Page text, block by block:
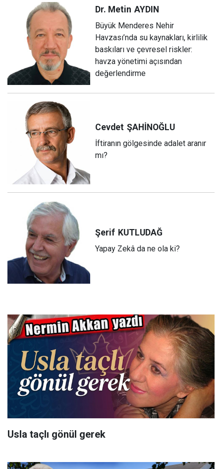
Dr. Metin AYDIN
Büyük Menderes Nehir
Havzası’nda su kaynakları, kirlilik
baskıları ve çevresel riskler:
havza yönetimi açısından
değerlendirme
Cevdet ŞAHİNOĞLU
İftiranın gölgesinde adalet aranır
mı?
Şerif KUTLUDAĞ
Yapay Zekâ da ne ola ki?
Usla taçlı gönül gerek